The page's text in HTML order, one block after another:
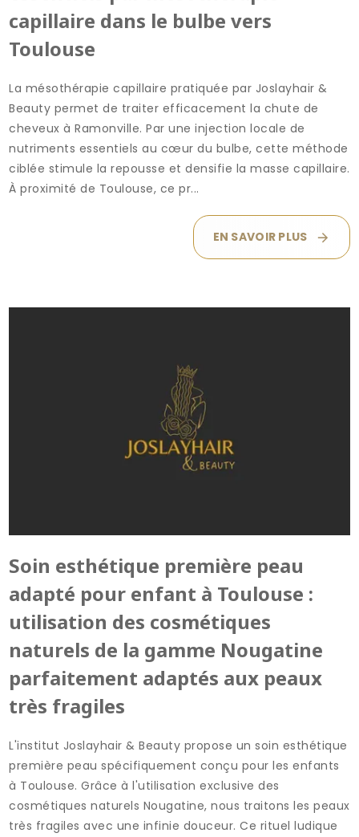
capillaire dans le bulbe vers
Toulouse
La mésothérapie capillaire pratiquée par Joslayhair &
Beauty permet de traiter efficacement la chute de
cheveux à Ramonville. Par une injection locale de
nutriments essentiels au cœur du bulbe, cette méthode
ciblée stimule la repousse et densifie la masse capillaire.
À proximité de Toulouse, ce pr...
EN SAVOIR PLUS
Soin esthétique première peau
adapté pour enfant à Toulouse :
utilisation des cosmétiques
naturels de la gamme Nougatine
parfaitement adaptés aux peaux
très fragiles
L'institut Joslayhair & Beauty propose un soin esthétique
première peau spécifiquement conçu pour les enfants
à Toulouse. Grâce à l'utilisation exclusive des
cosmétiques naturels Nougatine, nous traitons les peaux
très fragiles avec une infinie douceur. Ce rituel ludique